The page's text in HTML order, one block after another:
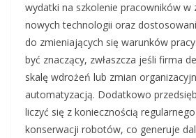
wydatki na szkolenie pracowników w
nowych technologii oraz
do zmieniających się warunków
być znaczący, zwłaszcza jeśli firma
skalę wdrożeń lub zmian
automatyzacją. Dodatkowo
liczyć się z koniecznością
konserwacji robotów, co generuje